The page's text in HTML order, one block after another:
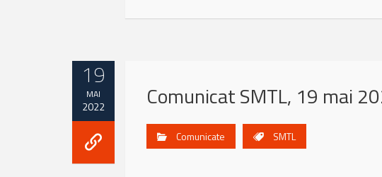
19
MAI
2022 Comunicat SMTL, 19 mai
Comunicate SMTL